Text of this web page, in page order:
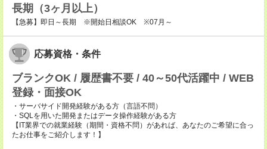
長期（3ヶ月以上）
【急募】即日～長期 ※開始日相談OK ※07月～
応募資格・条件
ブランクOK / 履歴書不要 / 40～50代活躍中 / WEB
登録・面接OK
・サーバサイド開発経験がある方（言語不問）
・SQLを用いた開発またはデータ操作経験がある方
【IT業界での就業経験（期間・資格不問）があれば、あなたのご希望に合っ
たお仕事をご紹介します！】